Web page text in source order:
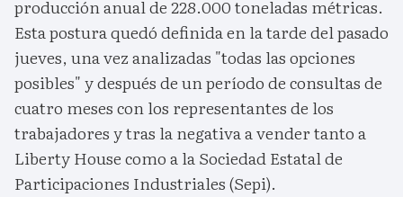
producción anual de 228.000 toneladas métricas.
Esta postura quedó definida en la tarde del pasado
jueves, una vez analizadas "todas las opciones
posibles" y después de un período de consultas de
cuatro meses con los representantes de los
trabajadores y tras la negativa a vender tanto a
Liberty House como a la Sociedad Estatal de
Participaciones Industriales (Sepi).